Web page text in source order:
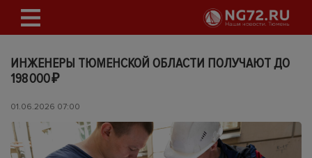
ИНЖЕНЕРЫ ТЮМЕНСКОЙ ОБЛАСТИ ПОЛУЧАЮТ ДО
198 000 ₽
01.06.2026 07:00